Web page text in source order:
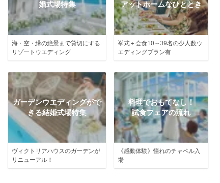
婚式場特集
海・空・緑の絶景まで貸切にする
リゾートウエディング
アットホームなひととき
挙式＋会食10～39名の少人数ウ
エディングプラン有
ガーデンウエディングがで
きる結婚式場特集
ヴィクトリアハウスのガーデンが
リニューアル！
料理でおもてなし！
試食フェアの流れ
《感動体験》憧れのチャペル入
場